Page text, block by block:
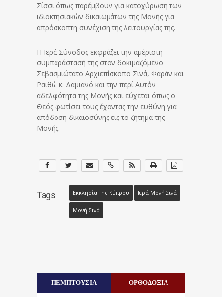
Σίσσι όπως παρέμβουν για κατοχύρωση των
ιδιοκτησιακών δικαιωμάτων της Μονής για
απρόσκοπτη συνέχιση της λειτουργίας της.
Η Ιερά Σύνοδος εκφράζει την αμέριστη
συμπαράστασή της στον δοκιμαζόμενο
Σεβασμιώτατο Αρχιεπίσκοπο Σινά, Φαράν και
Ραιθώ κ. Δαμιανό και την περί Αυτόν
αδελφότητα της Μονής και εύχεται όπως ο
Θεός φωτίσει τους έχοντας την ευθύνη για
απόδοση δικαιοσύνης εις το ζήτημα της
Μονής.
Tags: Εκκλησία Της Κύπρου Ιερά Μονή Σινά
Μονή Σινά
ΠΕΜΠΤΟΥΣΙΑ ΟΡΘΟΔΟΞΙΑ